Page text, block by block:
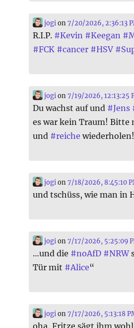
jogi on7/20/2026, 2:36:13
R.I.P. #Kevin #Keegan #
#FCK #cancer #HSV #
jogi on7/19/2026, 12:13:25
Du wachst auf und #Jens
es war kein Traum! Bitte
und #reiche wiederholen!
jogi on7/18/2026, 8:45:10
und tschüss, wie man in
jogi on7/17/2026, 5:25:09
…und die #noAfD #NRW
Tür mit #Alice“
jogi on7/17/2026, 5:13:18
oha, Fritze sägt ihm